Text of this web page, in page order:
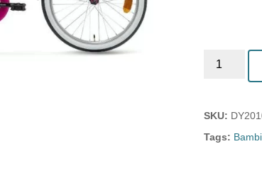
SKU:
Tags: